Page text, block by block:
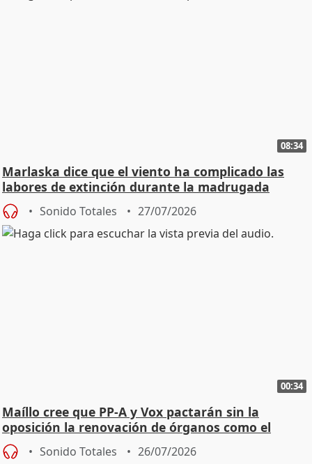
08:34
Marlaska dice que el viento ha complicado las
labores de extinción durante la madrugada
Sonido Totales 27/07/2026
00:34
Maíllo cree que PP-A y Vox pactarán sin la
oposición la renovación de órganos como el
Defensor
Sonido Totales 26/07/2026